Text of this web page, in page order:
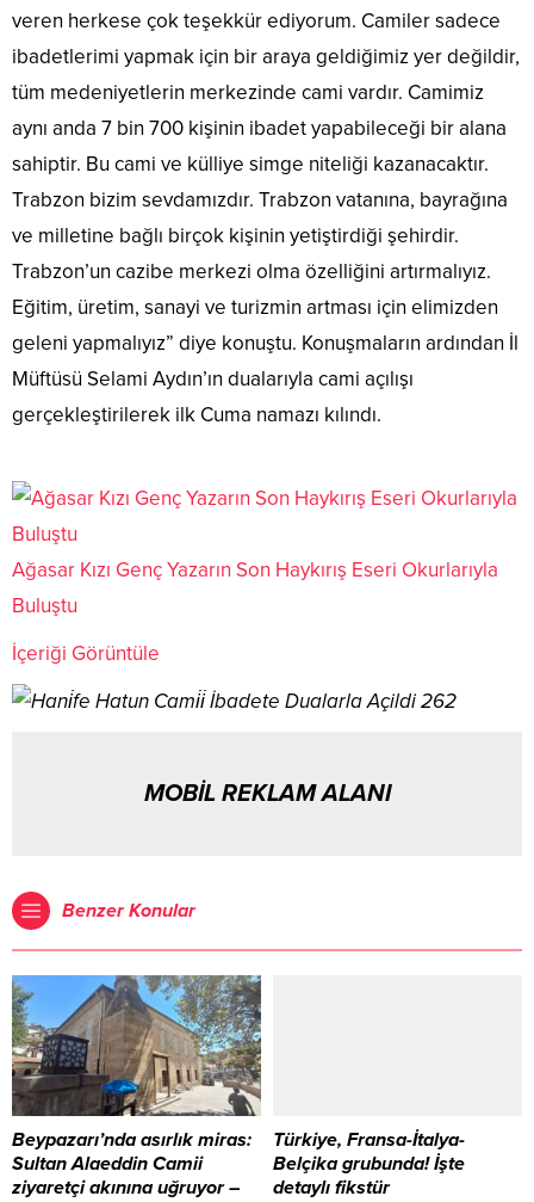
veren herkese çok teşekkür ediyorum. Camiler sadece
ibadetlerimi yapmak için bir araya geldiğimiz yer değildir,
tüm medeniyetlerin merkezinde cami vardır. Camimiz
aynı anda 7 bin 700 kişinin ibadet yapabileceği bir alana
sahiptir. Bu cami ve külliye simge niteliği kazanacaktır.
Trabzon bizim sevdamızdır. Trabzon vatanına, bayrağına
ve milletine bağlı birçok kişinin yetiştirdiği şehirdir.
Trabzon’un cazibe merkezi olma özelliğini artırmalıyız.
Eğitim, üretim, sanayi ve turizmin artması için elimizden
geleni yapmalıyız” diye konuştu. Konuşmaların ardından İl
Müftüsü Selami Aydın’ın dualarıyla cami açılışı
gerçekleştirilerek ilk Cuma namazı kılındı.
Ağasar Kızı Genç Yazarın Son Haykırış Eseri Okurlarıyla
Buluştu
İçeriği Görüntüle
MOBİL REKLAM ALANI
Benzer Konular
Beypazarı’nda asırlık miras:
Sultan Alaeddin Camii
ziyaretçi akınına uğruyor –
Türkiye, Fransa-İtalya-
Belçika grubunda! İşte
detaylı fikstür